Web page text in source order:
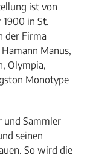
ist von
in St.
der Firma
Manus,
Olympia,
Monotype
und Sammler
seinen
So wird die